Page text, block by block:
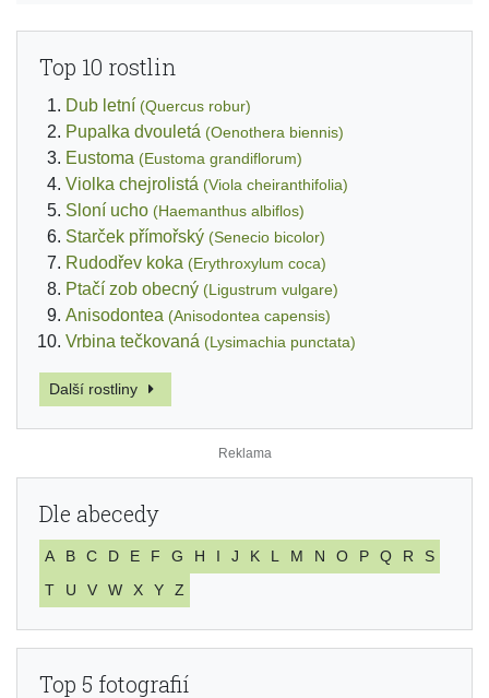
Top 10 rostlin
Dub letní (Quercus robur)
Pupalka dvouletá (Oenothera biennis)
Eustoma (Eustoma grandiflorum)
Violka chejrolistá (Viola cheiranthifolia)
Sloní ucho (Haemanthus albiflos)
Starček přímořský (Senecio bicolor)
Rudodřev koka (Erythroxylum coca)
Ptačí zob obecný (Ligustrum vulgare)
Anisodontea (Anisodontea capensis)
Vrbina tečkovaná (Lysimachia punctata)
Další rostliny
Dle abecedy
A B C D E F G H I J K L M N O P Q R
S
T
U V W X Y Z
Top 5 fotografií